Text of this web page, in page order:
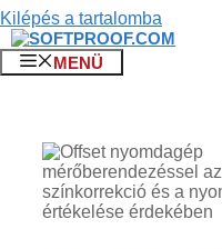
Kilépés a tartalomba
MENÜ